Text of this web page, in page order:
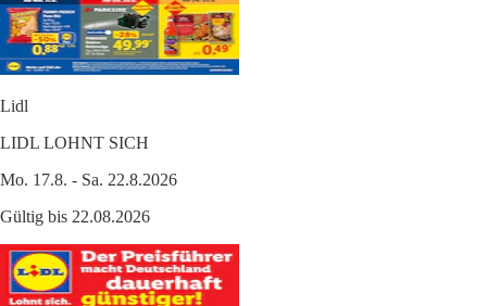
Lidl
LIDL LOHNT SICH
Mo. 17.8. - Sa. 22.8.2026
Gültig bis 22.08.2026